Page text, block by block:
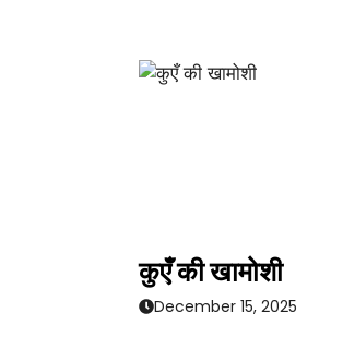
कुएँ की खामोशी
December 15, 2025